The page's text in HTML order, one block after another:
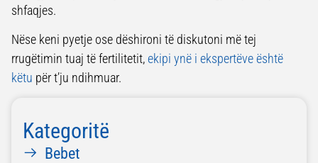
shfaqjes.
Nëse keni pyetje ose dëshironi të diskutoni më tej
rrugëtimin tuaj të fertilitetit,ekipi ynë i ekspertëve është
këtu për t’ju ndihmuar.
Kategoritë
Bebet